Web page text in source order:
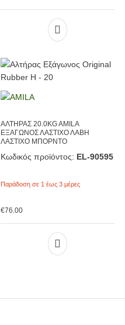
ΑΛΤΗΡΑΣ 20.0KG AMILA
ΕΞΑΓΩΝΟΣ ΛΑΣΤΙΧΟ ΛΑΒΗ
ΛΑΣΤΙΧΟ ΜΠΟΡΝΤΟ
Κωδικός προϊόντος: EL-90595
Παράδοση σε 1 έως 3 μέρες
€76.00